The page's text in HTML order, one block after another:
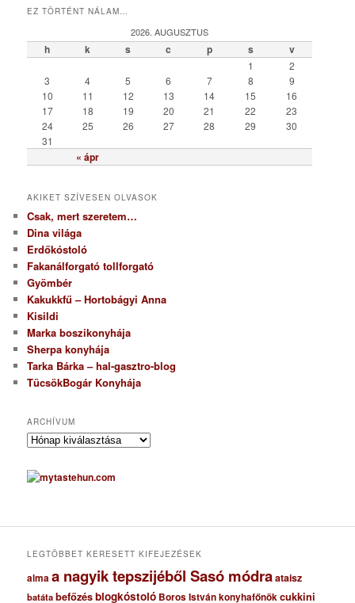
e
r
EZ TÖRTÉNT NÁLAM…
2026. AUGUSZTUS
h k s c p s v
« ápr
1
2
3
4 5 6 7 8
9
10
11 12 13 14 15
16
17
18 19 20 21 22
23
24
25 26 27 28 29
30
31
AKIKET SZÍVESEN OLVASOK
Csak, mert szeretem…
Dina világa
Erdőkóstoló
Fakanálforgató tollforgató
Gyömbér
Kakukkfű – Hortobágyi Anna
Kisildi
Marka boszikonyhája
Sherpa konyhája
Tarka Bárka – hal-gasztro-blog
TücsökBogár Konyhája
ARCHÍVUM
A
c
h
u
LEGTÖBBET KERESETT KIFEJEZÉSEK
almaa nagyik tepszijéből Sasó módraataisz
batáta befőzésblogkóstoló Boros István konyhafőnökcukkini